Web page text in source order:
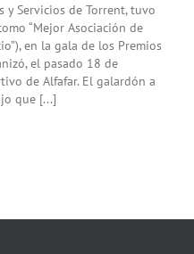
y Servicios de Torrent, tuvo
“Mejor Asociación de
en la gala de los Premios
el pasado 18 de
de Alfafar. El galardón a
que [...]